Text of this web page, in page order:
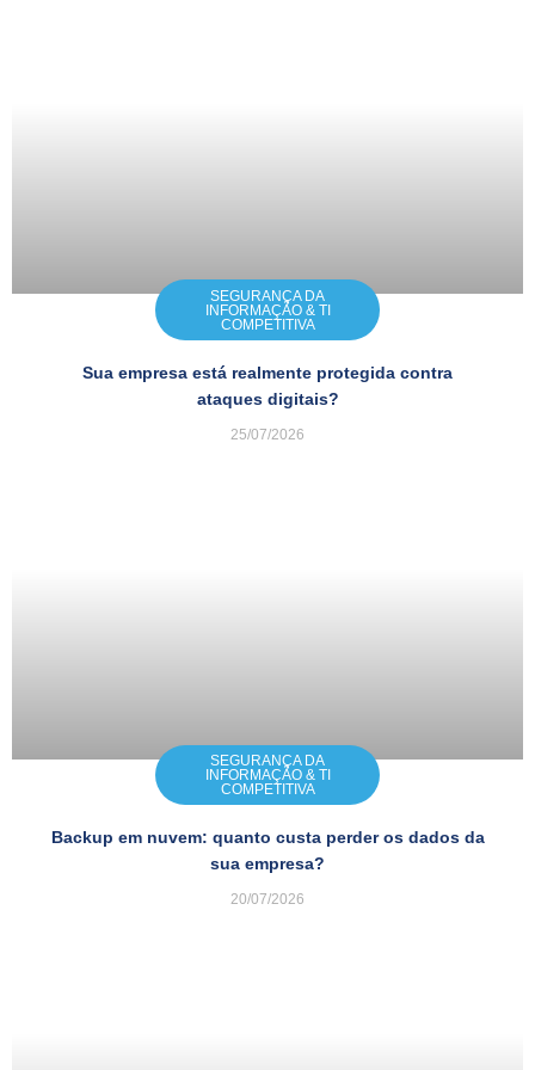
SEGURANÇA DA
INFORMAÇÃO & TI
COMPETITIVA
Sua empresa está realmente protegida contra
ataques digitais?
25/07/2026
SEGURANÇA DA
INFORMAÇÃO & TI
COMPETITIVA
Backup em nuvem: quanto custa perder os dados da
sua empresa?
20/07/2026